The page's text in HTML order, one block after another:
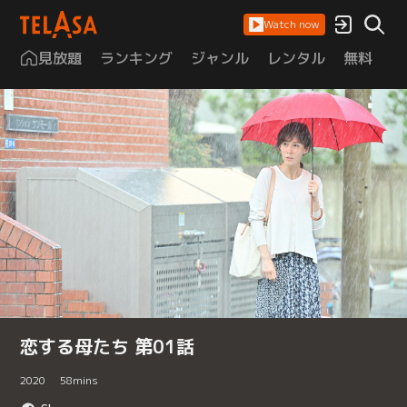
Watch now
見放題 ランキング ジャンル レンタル 無料
恋する母たち 第01話
2020 58mins